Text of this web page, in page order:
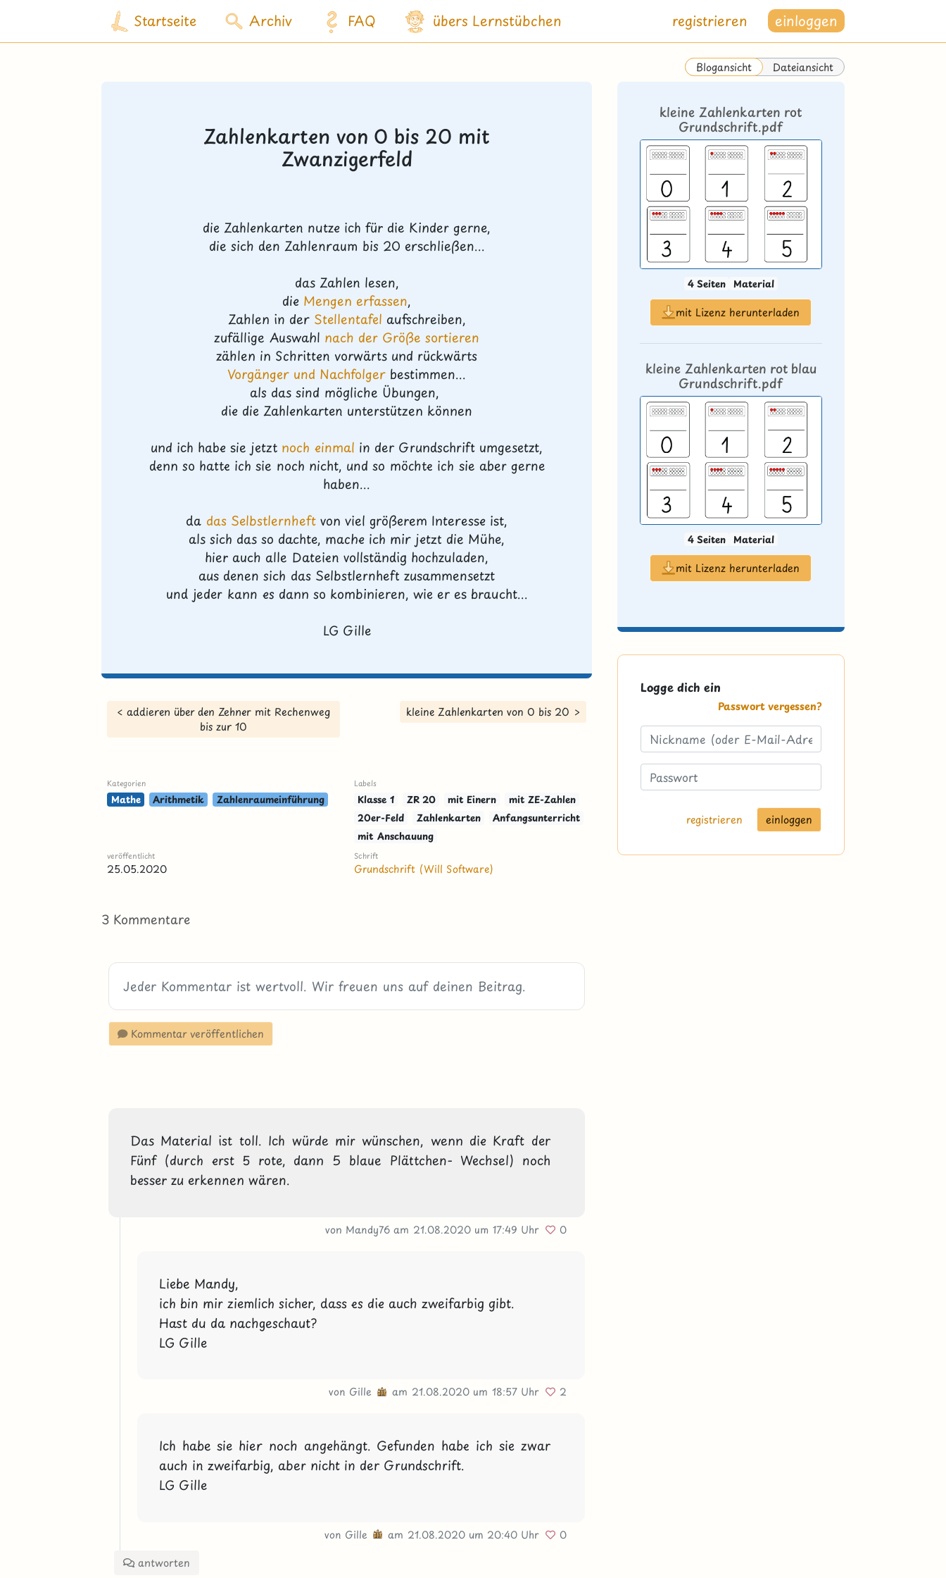
Startseite Archiv FAQ übers Lernstübchen registrieren einloggen
Blogansicht Dateiansicht
Zahlenkarten von 0 bis 20 mit
Zwanzigerfeld
die Zahlenkarten nutze ich für die Kinder gerne,
die sich den Zahlenraum bis 20 erschließen...
das Zahlen lesen,
die Mengen erfassen,
Zahlen in der Stellentafel aufschreiben,
zufällige Auswahl nach der Größe sortieren
zählen in Schritten vorwärts und rückwärts
Vorgänger und Nachfolger bestimmen...
als das sind mögliche Übungen,
die die Zahlenkarten unterstützen können
und ich habe sie jetzt noch einmal in der Grundschrift umgesetzt,
denn so hatte ich sie noch nicht, und so möchte ich sie aber gerne
haben...
da das Selbstlernheft von viel größerem Interesse ist,
als sich das so dachte, mache ich mir jetzt die Mühe,
hier auch alle Dateien vollständig hochzuladen,
aus denen sich das Selbstlernheft zusammensetzt
und jeder kann es dann so kombinieren, wie er es braucht...
LG Gille
< addieren über den Zehner mit Rechenweg
bis zur 10
kleine Zahlenkarten von 0 bis 20 >
Kategorien
Mathe Arithmetik Zahlenraumeinführung
Labels
Klasse 1 ZR 20 mit Einern
mit ZE-Zahlen
20er-Feld
Zahlenkarten
Anfangsunterricht
mit Anschauung
veröffentlicht
25.05.2020
Schrift
Grundschrift (Will Software)
3 Kommentare
Kommentar veröffentlichen
Das Material ist toll. Ich würde mir wünschen, wenn die Kraft der
Fünf (durch erst 5 rote, dann 5 blaue Plättchen- Wechsel) noch
besser zu erkennen wären.
von Mandy76am 21.08.2020 um 17:49 Uhr 0
Liebe Mandy,
ich bin mir ziemlich sicher, dass es die auch zweifarbig gibt.
Hast du da nachgeschaut?
LG Gille
von Gille am 21.08.2020 um 18:57 Uhr 2
Ich habe sie hier noch angehängt. Gefunden habe ich sie zwar
auch in zweifarbig, aber nicht in der Grundschrift.
LG Gille
von Gille am 21.08.2020 um 20:40 Uhr 0
antworten
kleine Zahlenkarten rot
Grundschrift.pdf
4 Seiten Material
mit Lizenz herunterladen
kleine Zahlenkarten rot blau
Grundschrift.pdf
4 Seiten Material
mit Lizenz herunterladen
Logge dich ein
Passwort vergessen?
registrieren